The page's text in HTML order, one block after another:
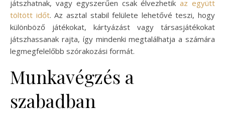
játszhatnak, vagy egyszerűen csak élvezhetikaz együtt
töltött időt. Az asztal stabil felülete lehetővé teszi, hogy
különböző játékokat, kártyázást vagy társasjátékokat
játszhassanak rajta, így mindenki megtalálhatja a számára
legmegfelelőbb szórakozási formát.
Munkavégzés a
szabadban